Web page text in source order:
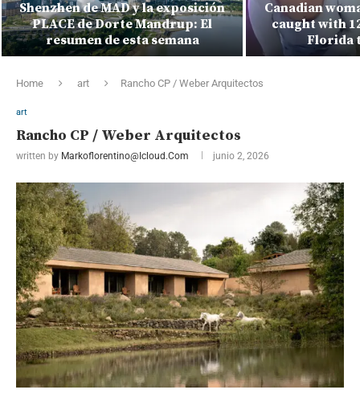
Shenzhen de MAD y la exposición
PLACE de Dorte Mandrup: El
resumen de esta semana
Canadian
caught with
Florida
Home art Rancho CP / Weber Arquitectos
art
Rancho CP / Weber Arquitectos
written by Markoflorentino@icloud.com junio 2, 2026